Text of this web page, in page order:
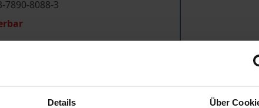
Details Über
7890-8088-3